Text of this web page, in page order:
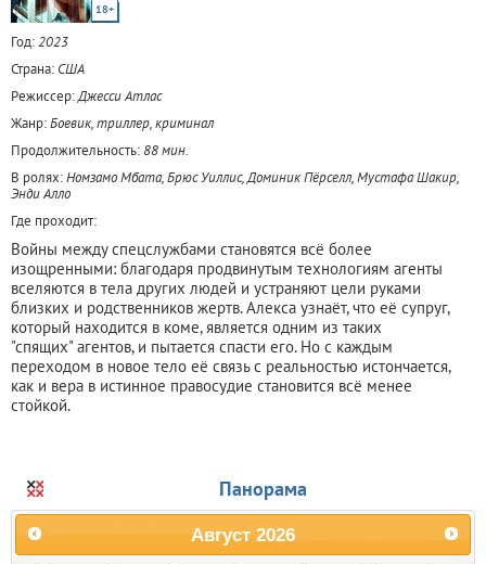
18+
Год:2023
Страна: США
Режиссер:Джесси Атлас
Жанр:Боевик, триллер, криминал
Продолжительность:88 мин.
В ролях:Номзамо Мбата, Брюс Уиллис, Доминик Пёрселл, Мустафа Шакир,
Энди Алло
Где проходит:
Войны между спецслужбами становятся всё более
изощренными: благодаря продвинутым технологиям агенты
вселяются в тела других людей и устраняют цели руками
близких и родственников жертв. Алекса узнаёт, что её супруг,
который находится в коме, является одним из таких
"спящих" агентов, и пытается спасти его. Но с каждым
переходом в новое тело её связь с реальностью истончается,
как и вера в истинное правосудие становится всё менее
стойкой.
Панорама
Август 2026